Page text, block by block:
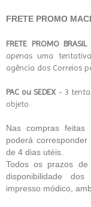
FRETE PROMO
FRETE PROMO BRASIL
apenas uma
agência dos Correios
PAC ou SEDEX - 3
objeto.
Nas compras
poderá
de 4 dias utéis.
Todos os prazos
disponibilidade
impresso módico,